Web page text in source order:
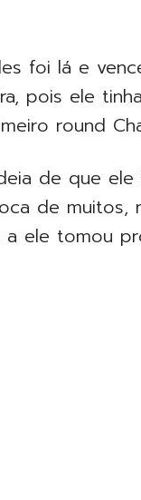
foi lá e
pois ele
round
de que
de muitos,
a ele tomou